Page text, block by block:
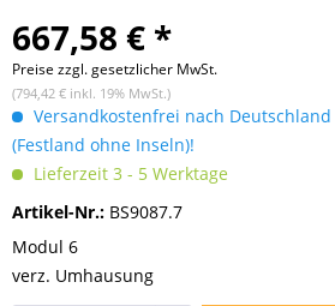
667,58 € *
Preise zzgl. gesetzlicher MwSt.
(794,42 € inkl. 19% MwSt.)
Versandkostenfrei nach Deutschland
(Festland ohne Inseln)!
Lieferzeit 3 - 5 Werktage
Artikel-Nr.: BS9087.7
Modul 6
verz. Umhausung